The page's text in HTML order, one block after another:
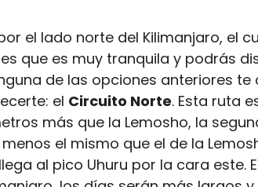
el lado norte del Kilimanjaro, el
que es muy tranquila y podrás
de las opciones anteriores
el Circuito Norte. Esta ruta
más que la Lemosho, la
el mismo que el de la
al pico Uhuru por la cara este.